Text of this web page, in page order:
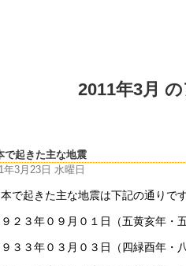
2011年3月
で起きた主な地震
年3月23日 水曜日
で起きた主な地震は下記の通りです
２３年０９月０１日（五黄亥年・
３３年０３月０３日（四緑酉年・